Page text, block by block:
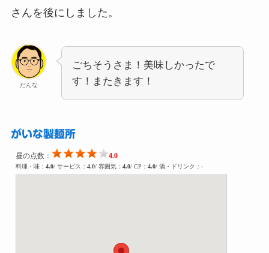
さんを後にしました。
だんな
ごちそうさま！美味しかったで
す！またきます！
がいな製麺所